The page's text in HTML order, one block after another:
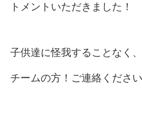
トメントいただきました！
子供達に怪我することなく
チームの方！ご連絡ください